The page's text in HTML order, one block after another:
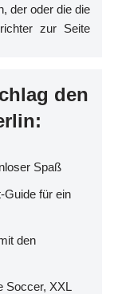
der oder die die
zur Seite
den
Spaß
Guide für ein
den
Soccer, XXL